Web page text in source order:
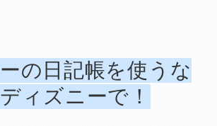
の日記帳を使うな
ィズニーで！